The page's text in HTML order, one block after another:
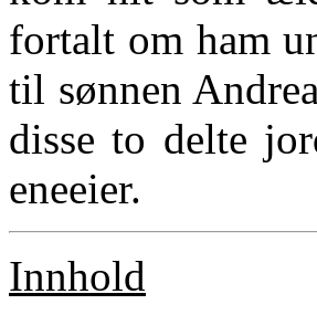
fortalt om ham
til sønnen
disse to delte
eneeier.
Innhold